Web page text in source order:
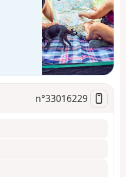
n°33016229